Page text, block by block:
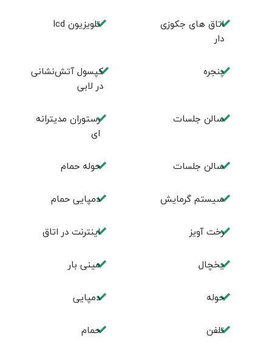
اتاق های جکوزی
دار
تلویزیون lcd
پنجره
کپسول آتش‌نشانی
در لابی
سالن جلسات
رستوران مدیترانه
ای
سالن جلسات حوله حمام
سیستم گرمایش دمپایی حمام
رخت آویز اینترنت در اتاق
یخچال مینی بار
حوله دمپایی
تلفن حمام